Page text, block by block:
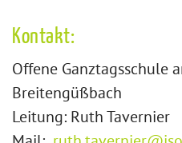
Kontakt:
Offene Ganztagsschule
Breitengüßbach
Leitung: Ruth Tavernier